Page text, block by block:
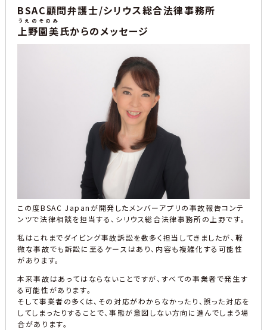
BSAC顧問弁護士/シリウス総合法律事務所
上野園美
うえのそのみ
氏からのメッセージ
この度BSAC Japanが開発したメンバーアプリの事故報告コンテ
ンツで法律相談を担当する、シリウス総合法律事務所の上野です。
私はこれまでダイビング事故訴訟を数多く担当してきましたが、軽
微な事故でも訴訟に至るケースはあり、内容も複雑化する可能性
があります。
本来事故はあってはならないことですが、すべての事業者で発生す
る可能性があります。
そして事業者の多くは、その対応がわからなかったり、誤った対応を
してしまったりすることで、事態が意図しない方向に進んでしまう場
合があります。